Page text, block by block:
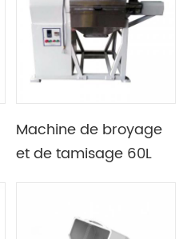
Machine de broyage
et de tamisage 60L
décharge spécifique